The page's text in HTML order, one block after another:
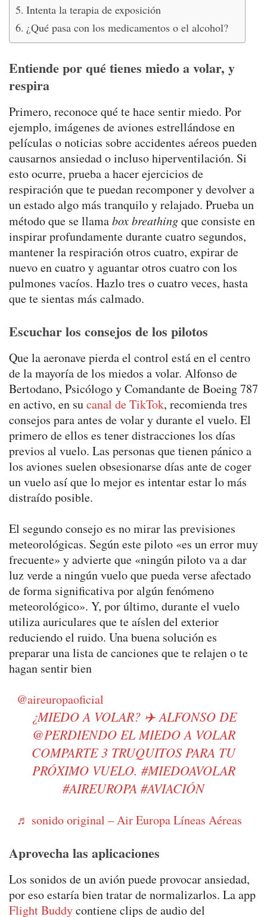
Intenta la terapia de exposición
¿Qué pasa con los medicamentos o el alcohol?
Entiende por qué tienes miedo a volar, y
respira
Primero, reconoce qué te hace sentir miedo. Por
ejemplo, imágenes de aviones estrellándose en
películas o noticias sobre accidentes aéreos pueden
causarnos ansiedad o incluso hiperventilación. Si
esto ocurre, prueba a hacer ejercicios de
respiración que te puedan recomponer y devolver a
un estado algo más tranquilo y relajado. Prueba un
método que se llamabox breathingque consiste en
inspirar profundamente durante cuatro segundos,
mantener la respiración otros cuatro, expirar de
nuevo en cuatro y aguantar otros cuatro con los
pulmones vacíos. Hazlo tres o cuatro veces, hasta
que te sientas más calmado.
Escuchar los consejos de los pilotos
Que la aeronave pierda el control está en el centro
de la mayoría de los miedos a volar. Alfonso de
Bertodano, Psicólogo y Comandante de Boeing 787
en activo, en sucanal de TikTok, recomienda tres
consejos para antes de volar y durante el vuelo. El
primero de ellos es tener distracciones los días
previos al vuelo. Las personas que tienen pánico a
los aviones suelen obsesionarse días ante de coger
un vuelo así que lo mejor es intentar estar lo más
distraído posible.
El segundo consejo es no mirar las previsiones
meteorológicas. Según este piloto «es un error muy
frecuente» y advierte que «ningún piloto va a dar
luz verde a ningún vuelo que pueda verse afectado
de forma significativa por algún fenómeno
meteorológico». Y, por último, durante el vuelo
utiliza auriculares que te aíslen del exterior
reduciendo el ruido. Una buena solución es
preparar una lista de canciones que te relajen o te
hagan sentir bien
@aireuropaoficial
¿MIEDO A VOLAR? ✈️ ALFONSO DE
@PERDIENDO EL MIEDO A VOLAR
COMPARTE 3 TRUQUITOS PARA TU
PRÓXIMO VUELO. #MIEDOAVOLAR
#AIREUROPA #AVIACIÓN
♬ sonido original – Air Europa Líneas Aéreas
Aprovecha las aplicaciones
Los sonidos de un avión puede provocar ansiedad,
por eso estaría bien tratar de normalizarlos. La app
Flight Buddycontiene clips de audio del